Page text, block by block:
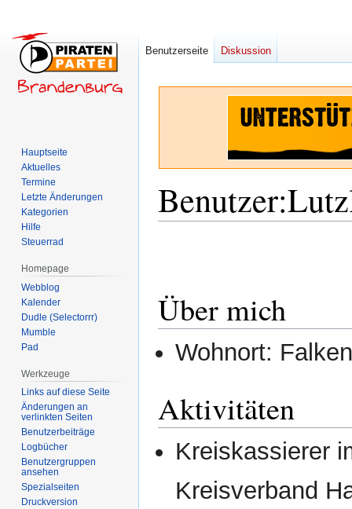
Benutzer:
Über mich
Wohnort:
Aktivitäten
Kreiskassierer
Kreisverband
Benutzerseite Diskussion
Hauptseite
Aktuelles
Termine
Letzte Änderungen
Kategorien
Hilfe
Steuerrad
Homepage
Webblog
Kalender
Dudle (Selectorrr)
Mumble
Pad
Werkzeuge
Links auf diese Seite
Änderungen an
verlinkten Seiten
Benutzerbeiträge
Logbücher
Benutzergruppen
ansehen
Spezialseiten
Druckversion